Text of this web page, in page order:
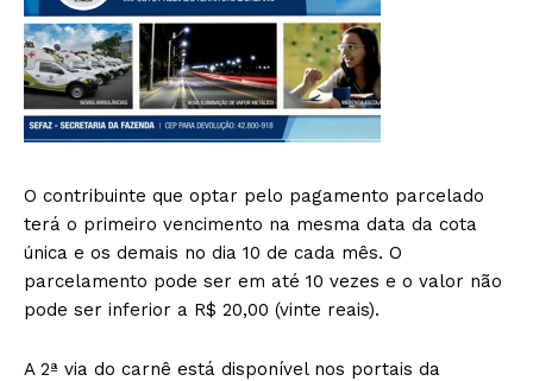
O contribuinte que optar pelo pagamento parcelado
terá o primeiro vencimento na mesma data da cota
única e os demais no dia 10 de cada mês. O
parcelamento pode ser em até 10 vezes e o valor não
pode ser inferior a R$ 20,00 (vinte reais).
A 2ª via do carnê está disponível nos portais da